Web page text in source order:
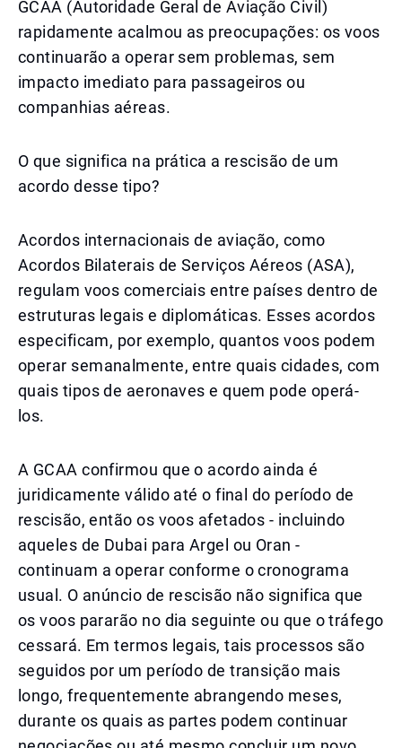
GCAA (Autoridade Geral de Aviação Civil)
rapidamente acalmou as preocupações: os voos
continuarão a operar sem problemas, sem
impacto imediato para passageiros ou
companhias aéreas.
O que significa na prática a rescisão de um
acordo desse tipo?
Acordos internacionais de aviação, como
Acordos Bilaterais de Serviços Aéreos (ASA),
regulam voos comerciais entre países dentro de
estruturas legais e diplomáticas. Esses acordos
especificam, por exemplo, quantos voos podem
operar semanalmente, entre quais cidades, com
quais tipos de aeronaves e quem pode operá-
los.
A GCAA confirmou que o acordo ainda é
juridicamente válido até o final do período de
rescisão, então os voos afetados - incluindo
aqueles de Dubai para Argel ou Oran -
continuam a operar conforme o cronograma
usual. O anúncio de rescisão não significa que
os voos pararão no dia seguinte ou que o tráfego
cessará. Em termos legais, tais processos são
seguidos por um período de transição mais
longo, frequentemente abrangendo meses,
durante os quais as partes podem continuar